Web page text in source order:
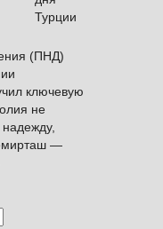
(ПНД)
ключевую
не
—